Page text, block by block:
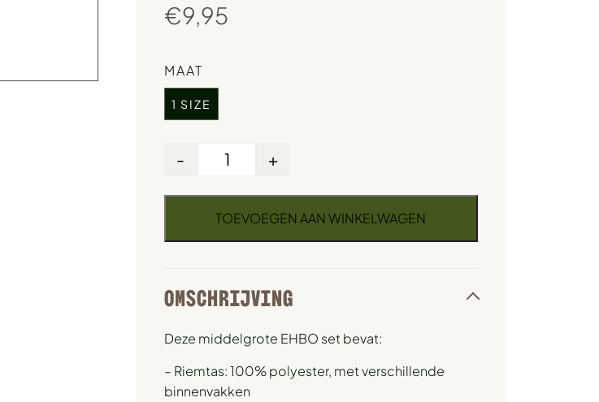
€9,95
MAAT
1 SIZE
- +
TOEVOEGEN AAN WINKELWAGEN
OMSCHRIJVING
Deze middelgrote EHBO set bevat:
– Riemtas: 100% polyester, met verschillende
binnenvakken